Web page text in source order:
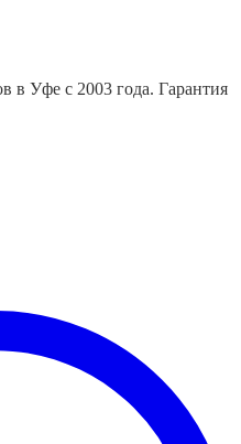
в Уфе с 2003 года. Гарантия